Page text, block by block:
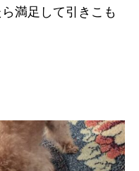
満足して引きこも